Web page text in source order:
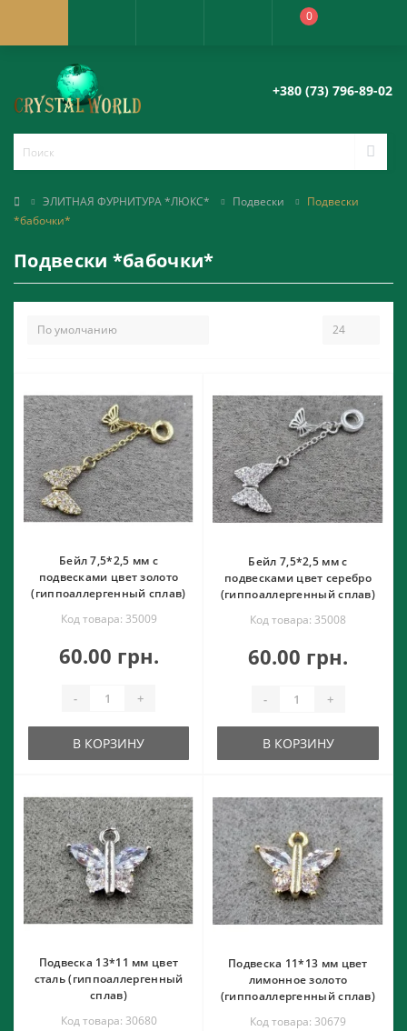
0
+380 (73) 796-89-02
ЭЛИТНАЯ ФУРНИТУРА *ЛЮКС* Подвески
Подвески
*бабочки*
Подвески *бабочки*
Бейл 7,5*2,5 мм с
подвесками цвет золото
(гиппоаллергенный сплав)
Код товара: 35009
60.00 грн.
- +
В КОРЗИНУ
Бейл 7,5*2,5 мм с
подвесками цвет серебро
(гиппоаллергенный сплав)
Код товара: 35008
60.00 грн.
- +
В КОРЗИНУ
Подвеска 13*11 мм цвет
сталь (гиппоаллергенный
сплав)
Код товара: 30680
Подвеска 11*13 мм цвет
лимонное золото
(гиппоаллергенный сплав)
Код товара: 30679